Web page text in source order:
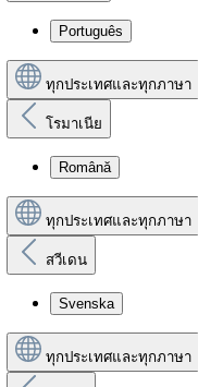
Português
ทุกประเทศและทุกภาษา
โรมาเนีย
Română
ทุกประเทศและทุกภาษา
สวีเดน
Svenska
ทุกประเทศและทุกภาษา